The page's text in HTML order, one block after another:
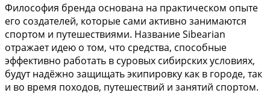
Философия бренда основана на практическом опыте
его создателей, которые сами активно занимаются
спортом и путешествиями. Название Sibearian
отражает идею о том, что средства, способные
эффективно работать в суровых сибирских условиях,
будут надёжно защищать экипировку как в городе, так
и во время походов, путешествий и занятий спортом.